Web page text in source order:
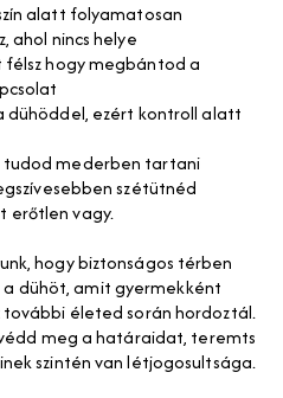
alatt folyamatosan
ahol nincs helye
félsz hogy megbántod a
dühöddel, ezért kontroll alatt
tudod mederben tartani
szétütnéd
erőtlen vagy.
hogy biztonságos térben
dühöt, amit gyermekként
életed során hordoztál.
meg a határaidat, teremts
szintén van létjogosultsága.